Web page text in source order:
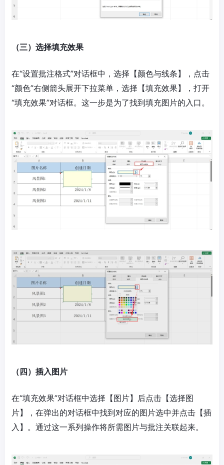
（三）选择填充效果
在“设置批注格式”对话框中，选择【颜色与线条】，点击
“颜色”右侧箭头展开下拉菜单，选择【填充效果】，打开
“填充效果”对话框。这一步是为了找到填充图片的入口。
（四）插入图片
在“填充效果”对话框中选择【图片】后点击【选择图
片】，在弹出的对话框中找到对应的图片选中并点击【插
入】。通过这一系列操作将所需图片与批注关联起来。